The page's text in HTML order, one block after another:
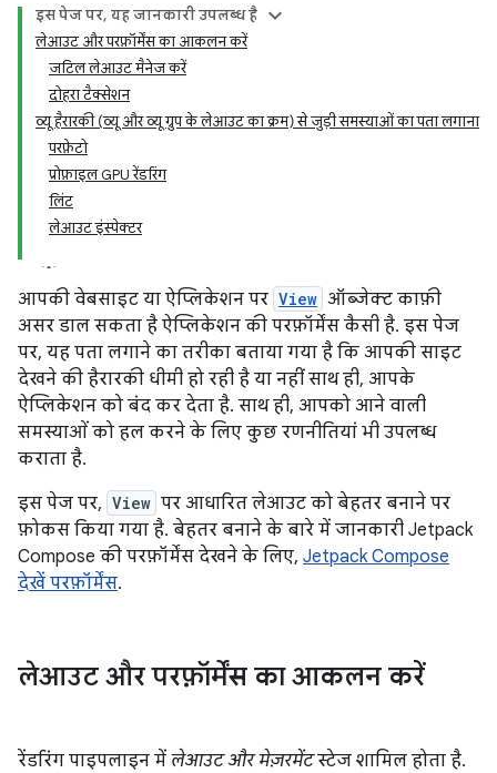
इस पेज पर, यह जानकारी उपलब्ध है
लेआउट और परफ़ॉर्मेंस का आकलन करें
जटिल लेआउट मैनेज करें
दोहरा टैक्सेशन
व्यू हैरारकी (व्यू और व्यू ग्रुप के लेआउट का क्रम) से जुड़ी समस्याओं का पता लगाना
परफ़ेटो
प्रोफ़ाइल GPU रेंडरिंग
लिंट
लेआउट इंस्पेक्टर
आपकी वेबसाइट या ऐप्लिकेशन पर View ऑब्जेक्ट काफ़ी
असर डाल सकता है ऐप्लिकेशन की परफ़ॉर्मेंस कैसी है. इस पेज
पर, यह पता लगाने का तरीका बताया गया है कि आपकी साइट
देखने की हैरारकी धीमी हो रही है या नहीं साथ ही, आपके
ऐप्लिकेशन को बंद कर देता है. साथ ही, आपको आने वाली
समस्याओं को हल करने के लिए कुछ रणनीतियां भी उपलब्ध
कराता है.
इस पेज पर, View पर आधारित लेआउट को बेहतर बनाने पर
फ़ोकस किया गया है. बेहतर बनाने के बारे में जानकारी Jetpack
Compose की परफ़ॉर्मेंस देखने के लिए, Jetpack Compose
देखें परफ़ॉर्मेंस.
लेआउट और परफ़ॉर्मेंस का आकलन करें
रेंडरिंग पाइपलाइन में लेआउट और मेज़रमेंटस्टेज शामिल होता है.